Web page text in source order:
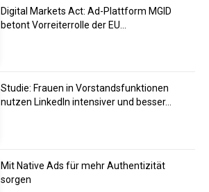
Digital Markets Act: Ad-Plattform MGID
betont Vorreiterrolle der EU...
Studie: Frauen in Vorstandsfunktionen
nutzen LinkedIn intensiver und besser...
Mit Native Ads für mehr Authentizität
sorgen